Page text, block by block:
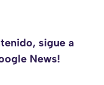
sigue a
News!